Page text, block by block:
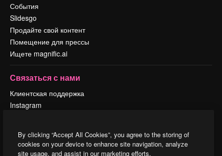
События
Slidesgo
Продайте свой контент
Помещение для прессы
Ищете magnific.ai
Связаться с нами
Клиентская поддержка
Instagram
TikTok
Discord
By clicking “Accept All Cookies”, you agree to the storing of
cookies on your device to enhance site navigation, analyze
site usage, and assist in our marketing efforts.